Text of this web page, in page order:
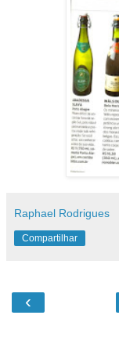
Raphael Rodrigues
Compartilhar
‹